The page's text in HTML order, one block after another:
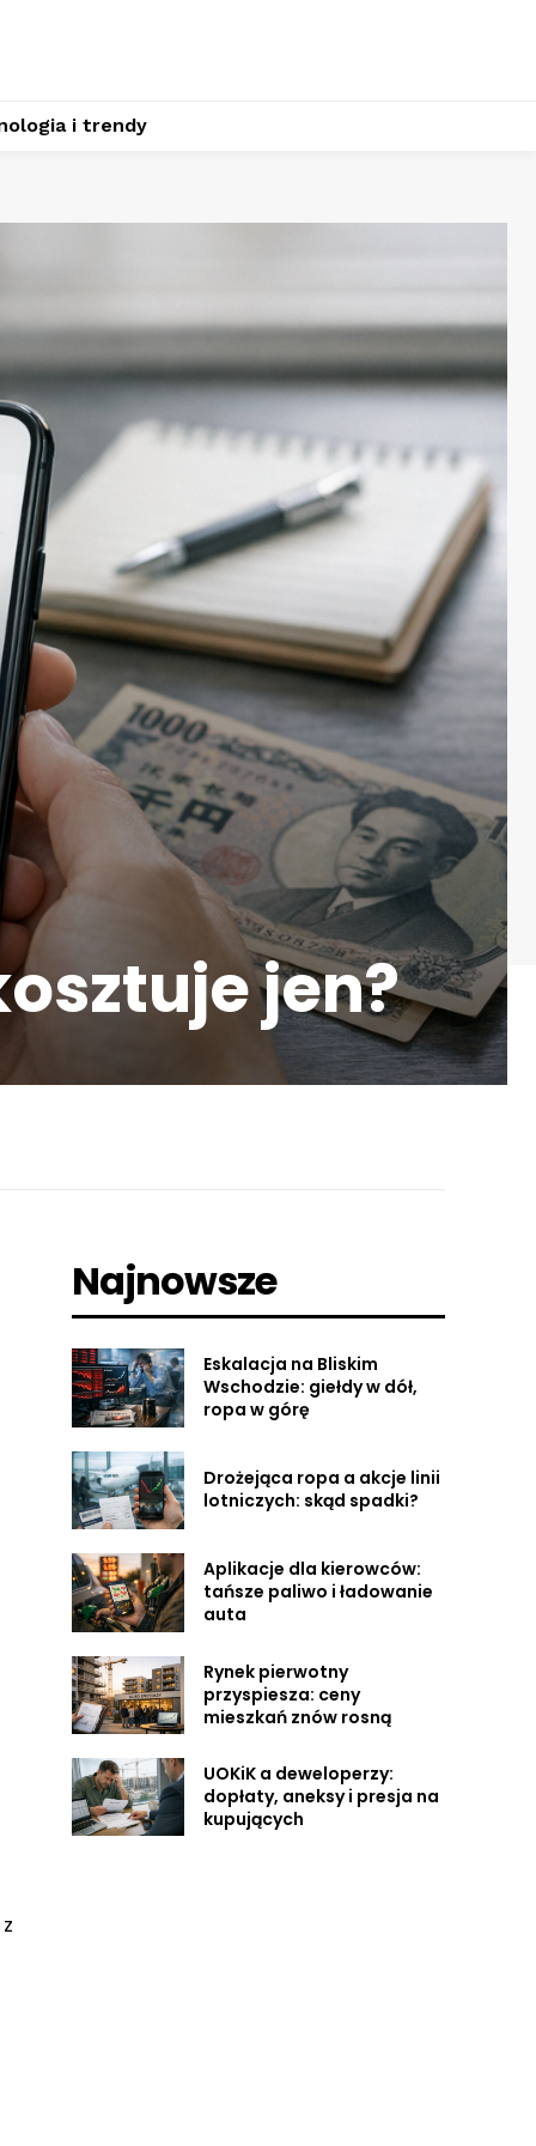
i trendy
jen?
Najnowsze
Eskalacja na Bliskim
Wschodzie: giełdy w dół,
ropa w górę
Drożejąca ropa a akcje linii
lotniczych: skąd spadki?
Aplikacje dla kierowców:
tańsze paliwo i ładowanie
auta
Rynek pierwotny
przyspiesza: ceny
mieszkań znów rosną
UOKiK a deweloperzy:
dopłaty, aneksy i presja na
kupujących